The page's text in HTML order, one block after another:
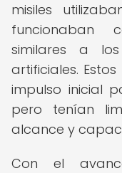
misiles
funcionaban
similares a
artificiales.
impulso inicial
pero tenían
alcance y
Con el